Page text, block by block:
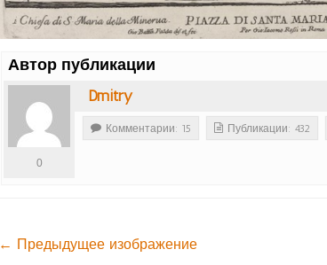
Автор публикации
Dmitry
0
Комментарии: 15 Публикации: 432
← Предыдущее изображение